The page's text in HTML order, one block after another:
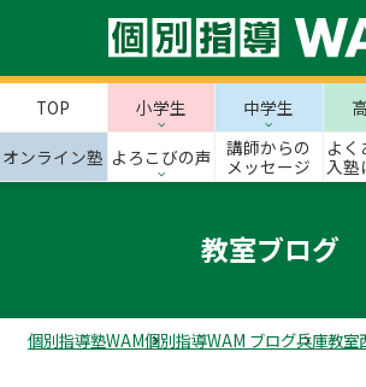
TOP 小学生 中学生
オンライン塾 よろこびの声
講師からの
メッセージ
よ
入塾
教室ブログ
個別指導塾WAM個別指導WAM ブログ兵庫教室